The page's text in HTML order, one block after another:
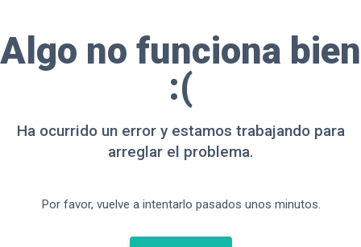
Algo no funciona bien
:(
Ha ocurrido un error y estamos trabajando para
arreglar el problema.
Por favor, vuelve a intentarlo pasados unos minutos.